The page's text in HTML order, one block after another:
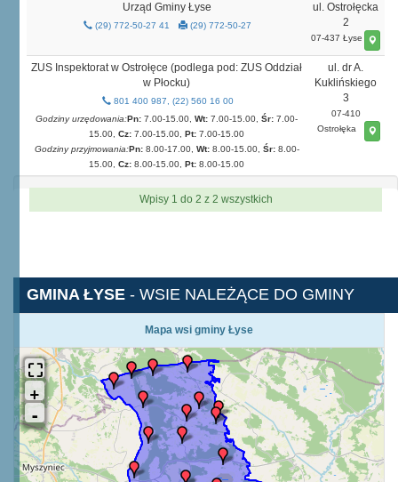
Urząd Gminy Łyse
(29) 772-50-27 41 (29) 772-50-27
ul. Ostrołęcka
2
07-437 Łyse
ZUS Inspektorat w Ostrołęce (podlega pod: ZUS Oddział
w Płocku)
801 400 987, (22) 560 16 00
Godziny urzędowania:Pn: 7.00-15.00, Wt: 7.00-15.00, Śr: 7.00-
15.00, Cz: 7.00-15.00, Pt: 7.00-15.00
Godziny przyjmowania:Pn:8.00-17.00, Wt:8.00-15.00, Śr:8.00-
15.00, Cz: 8.00-15.00, Pt: 8.00-15.00
ul. dr A.
Kuklińskiego
3
07-410
Ostrołęka
Wpisy 1 do 2 z 2 wszystkich
GMINA ŁYSE - WSIE NALEŻĄCE DO GMINY
Mapa wsi gminy Łyse